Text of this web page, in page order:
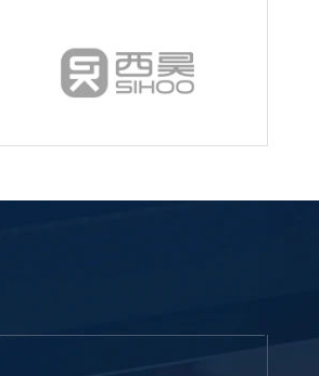
官网建设 · 外贸网站设计
小程序开发 · 年度运维服务